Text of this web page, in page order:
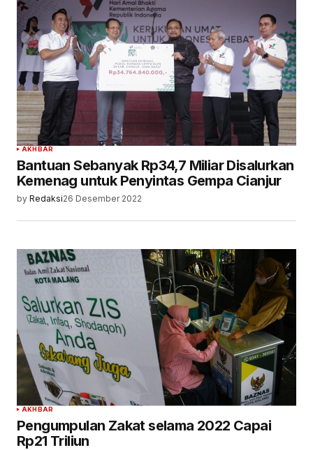
AKHBAR
Bantuan Sebanyak Rp34,7 Miliar Disalurkan
Kemenag untuk Penyintas Gempa Cianjur
by Redaksi26 Desember 2022
AKHBAR
Pengumpulan Zakat selama 2022 Capai
Rp21 Triliun